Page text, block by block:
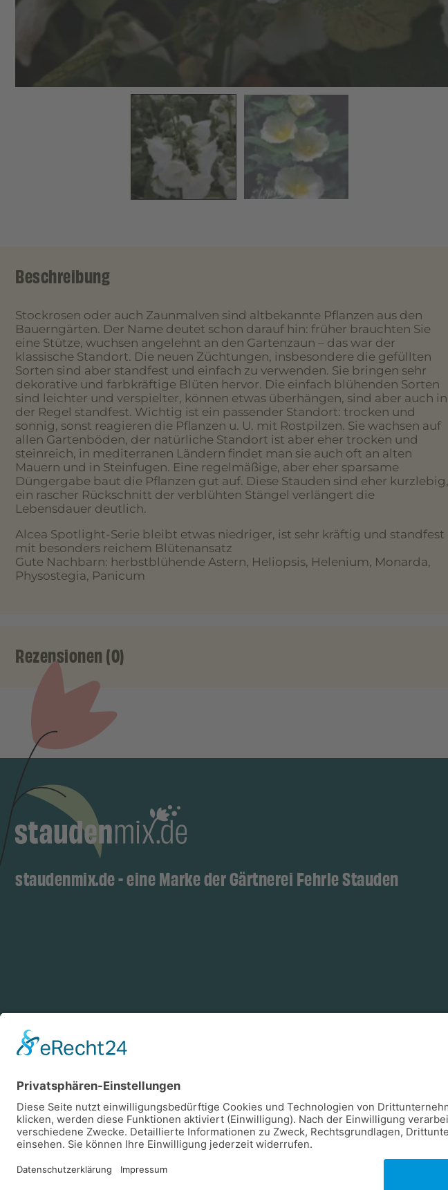
Beschreibung
Stockrosen oder auch Zaunmalven sind altbekannte Pflanzen aus den
Bauerngärten. Der Name deutet schon darauf hin: früher brauchten Sie
eine Stütze, wuchsen angelehnt an den Gartenzaun – das war der
klassische Standort. Die neuen Züchtungen, insbesondere die gefüllten
Sorten sind aber standfest und einfach zu verwenden. Sie bringen sehr
dekorative und farbkräftige Blüten hervor. Die einfach blühenden Sorten
sind leichter und verspielter, können etwas überhängen, sind aber auch in
der Regel standfest. Wichtig ist ein passender Standort: trocken und
sonnig, sonst reagieren die Pflanzen u. U. mit Rostpilzen. Sie wachsen auf
allen Gartenböden, der natürliche Standort ist aber eher trocken und
steinreich, in mediterranen Ländern findet man sie auch oft an alten
Mauern und in Steinfugen. Eine regelmäßige, aber eher sparsame
Düngergabe baut die Pflanzen gut auf. Diese Stauden sind eher kurzlebig,
ein rascher Rückschnitt der verblühten Stängel verlängert die
Lebensdauer deutlich.
Alcea Spotlight-Serie bleibt etwas niedriger, ist sehr kräftig und standfest
mit besonders reichem Blütenansatz
Gute Nachbarn: herbstblühende Astern, Heliopsis, Helenium, Monarda,
Physostegia, Panicum
Rezensionen (0)
staudenmix.de - eine Marke der Gärtnerei Fehrle Stauden
Zahlungsarten
Vorkasse Rechnung